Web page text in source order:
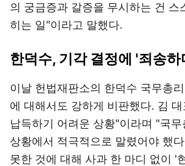
의 궁금증과 갈증을 무시하는 건 스
히는 일"이라고 말했다.
한덕수, 기각 결정에 '죄송
이날 헌법재판소의 한덕수 국무총
에 대해서도 강하게 비판했다. 김
납득하기 어려운 상황"이라며 "국
상황에서 적극적으로 말렸어야 했
못한 것에 대해 사과 한 마디 없이 '